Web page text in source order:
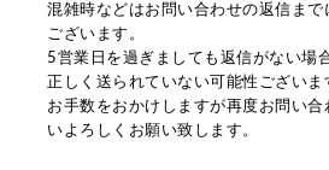
混雑時などはお問い合わせの返信ま
ございます。
5営業日を過ぎましても返信がない場
正しく送られていない可能性ございま
お手数をおかけしますが再度お問い合
いよろしくお願い致します。